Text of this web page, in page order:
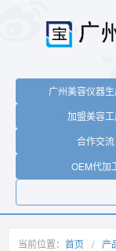
广州美容仪器
加盟美容
合作交流
OEM代加
当前位置： 首页 / 产